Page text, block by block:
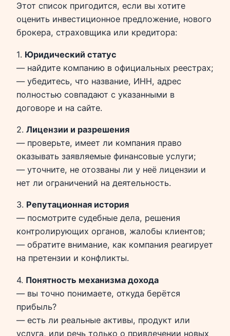
Этот список пригодится, если вы хотите
оценить инвестиционное предложение, нового
брокера, страховщика или кредитора:
1. Юридический статус
— найдите компанию в официальных реестрах;
— убедитесь, что название, ИНН, адрес
полностью совпадают с указанными в
договоре и на сайте.
2. Лицензии и разрешения
— проверьте, имеет ли компания право
оказывать заявляемые финансовые услуги;
— уточните, не отозваны ли у неё лицензии и
нет ли ограничений на деятельность.
3. Репутационная история
— посмотрите судебные дела, решения
контролирующих органов, жалобы клиентов;
— обратите внимание, как компания реагирует
на претензии и конфликты.
4. Понятность механизма дохода
— вы точно понимаете, откуда берётся
прибыль?
— есть ли реальные активы, продукт или
услуга, или речь только о привлечении новых